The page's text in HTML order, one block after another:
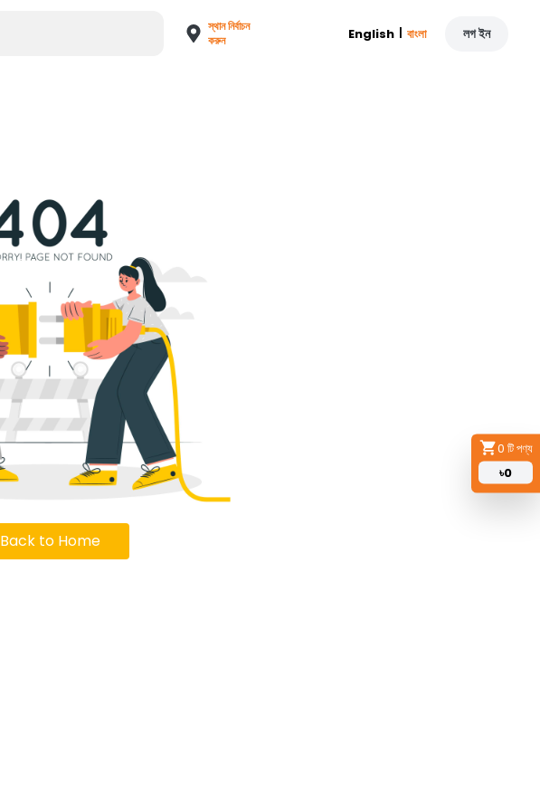
0 টি পণ্য
৳0
স্থান নির্বাচন
করুন
English | বাংলা লগ ইন
Back to Home